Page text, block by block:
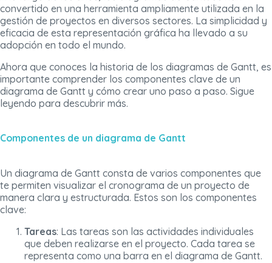
convertido en una herramienta ampliamente utilizada en la
gestión de proyectos en diversos sectores. La simplicidad y
eficacia de esta representación gráfica ha llevado a su
adopción en todo el mundo.
Ahora que conoces la historia de los diagramas de Gantt, es
importante comprender los componentes clave de un
diagrama de Gantt y cómo crear uno paso a paso. Sigue
leyendo para descubrir más.
Componentes de un diagrama de Gantt
Un diagrama de Gantt consta de varios componentes que
te permiten visualizar el cronograma de un proyecto de
manera clara y estructurada. Estos son los componentes
clave:
Tareas: Las tareas son las actividades individuales
que deben realizarse en el proyecto. Cada tarea se
representa como una barra en el diagrama de Gantt.